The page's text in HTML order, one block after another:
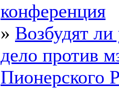
конференция
» Возбудят ли
дело против
Пионерского